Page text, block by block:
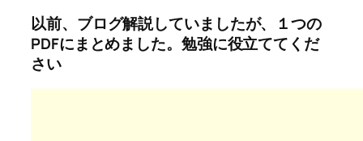
以前、ブログ解説していましたが、１つの
PDFにまとめました。勉強に役立ててくだ
さい